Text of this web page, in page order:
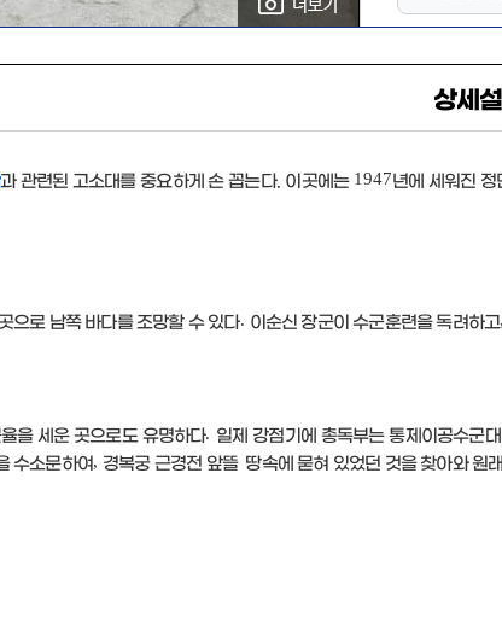
상세
과 관련된 고소대를 중요하게 손 꼽는다. 이곳에는 1947년에 세워진
으로 남쪽 바다를 조망할 수 있다. 이순신 장군이 수군훈련을 독려하고,
을 세운 곳으로도 유명하다. 일제 강점기에 총독부는통제이공수군
수소문하여, 경복궁 근경전 앞뜰 땅속에 묻혀 있었던 것을 찾아와 원